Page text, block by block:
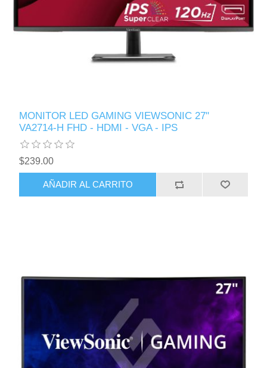
MONITOR LED GAMING VIEWSONIC 27"
VA2714-H FHD - HDMI - VGA - IPS
$239.00
AÑADIR AL CARRITO